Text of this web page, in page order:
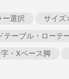
ー選択 サイズ
テーブル・ローテ
・Xベース脚